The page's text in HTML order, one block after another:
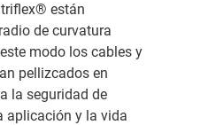
están
de curvatura
modo los cables y
pellizcados en
la seguridad de
aplicación y la vida